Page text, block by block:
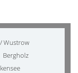
Wustrow
Bergholz